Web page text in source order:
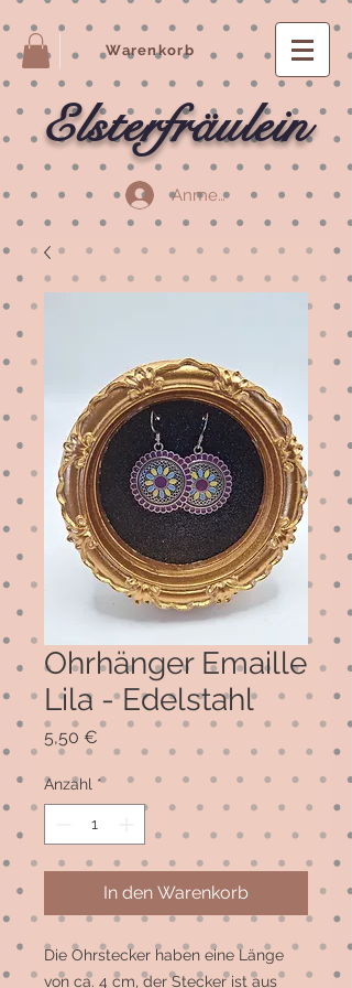
Warenkorb
Elsterfräulein
Anmelden
Ohrhänger Emaille
Lila - Edelstahl
5,50 €
Anzahl *
In den Warenkorb
Die Ohrstecker haben eine Länge
von ca. 4 cm, der Stecker ist aus